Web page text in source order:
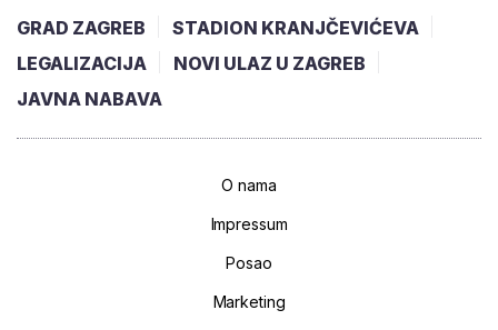
GRAD ZAGREB
STADION KRANJČEVIĆEVA
LEGALIZACIJA
NOVI ULAZ U ZAGREB
JAVNA NABAVA
O nama
Impressum
Posao
Marketing